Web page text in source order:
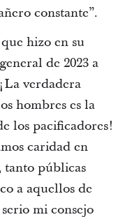
constante”.
hizo en su
de 2023 a
verdadera
hombres es la
los pacificadores!
caridad en
tanto públicas
a aquellos de
mi consejo